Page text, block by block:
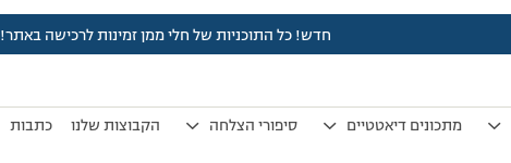
חדש! כל התוכניות של חלי ממן זמינות לרכישה באתר!
מתכונים דיאטטיים סיפורי הצלחה הקבוצות שלנו כתבות
#136005